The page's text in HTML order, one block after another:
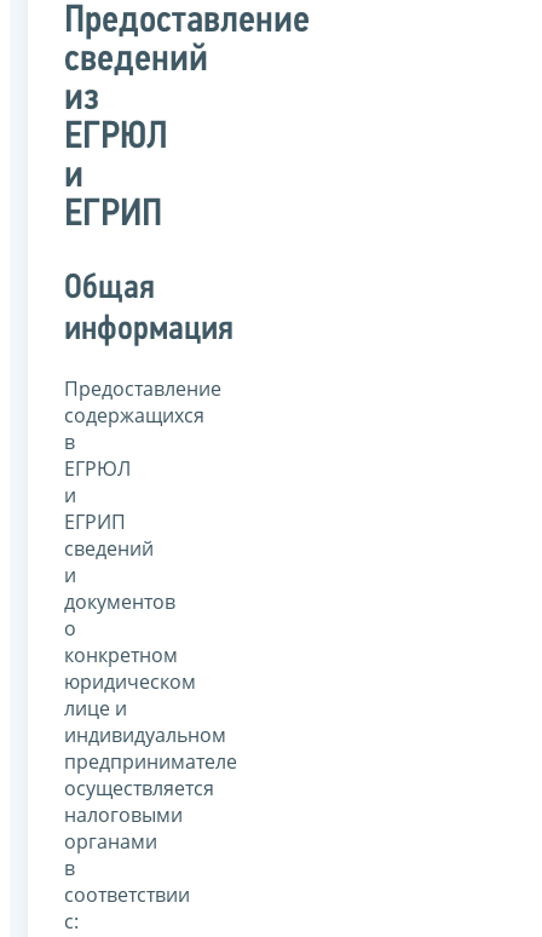
Предоставление
сведений
из
ЕГРЮЛ
и
ЕГРИП
Общая
информация
Предоставление
содержащихся
в
ЕГРЮЛ
и
ЕГРИП
сведений
и
документов
о
конкретном
юридическом
лице и
индивидуальном
предпринимателе
осуществляется
налоговыми
органами
в
соответствии
с: